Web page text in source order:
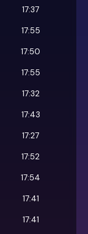
17:37
17:55
17:50
17:55
17:32
17:43
17:27
17:52
17:54
17:41
17:41